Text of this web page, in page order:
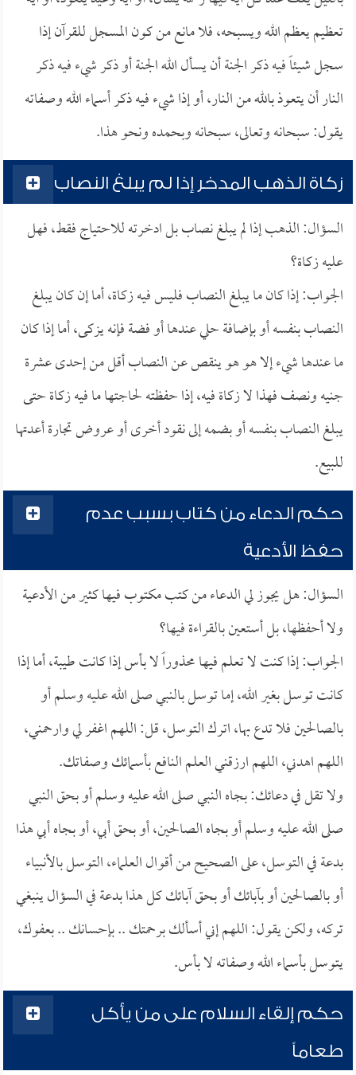
تعظيم يعظم الله ويسبحه، فلا مانع من كون المسجل للقرآن إذا
سجل شيئاً فيه ذكر الجنة أن يسأل الله الجنة أو ذكر شيء فيه ذكر
النار أن يتعوذ بالله من النار، أو إذا شيء فيه ذكر أسماء الله وصفاته
يقول: سبحانه وتعالى، سبحانه وبحمده ونحو هذا.
زكاة الذهب المدخر إذا لم يبلغ النصاب
السؤال: الذهب إذا لم يبلغ نصاب بل ادخرته للاحتياج فقط، فهل
عليه زكاة؟
الجواب: إذا كان ما يبلغ النصاب فليس فيه زكاة، أما إن كان يبلغ
النصاب بنفسه أو بإضافة حلي عندها أو فضة فإنه يزكى، أما إذا كان
ما عندها شيء إلا هو هو ينقص عن النصاب أقل من إحدى عشرة
جنيه ونصف فهذا لا زكاة فيه، إذا حفظته لحاجتها ما فيه زكاة حتى
يبلغ النصاب بنفسه أو بضمه إلى نقود أخرى أو عروض تجارة أعدتها
للبيع.
حكم الدعاء من كتاب بسبب عدم
حفظ الأدعية
السؤال: هل يجوز لي الدعاء من كتب مكتوب فيها كثير من الأدعية
ولا أحفظها، بل أستعين بالقراءة فيها؟
الجواب: إذا كنت لا تعلم فيها محذوراً لا بأس إذا كانت طيبة، أما إذا
كانت توسل بغير الله، إما توسل بالنبي صلى الله عليه وسلم أو
بالصالحين فلا تدع بها، اترك التوسل، قل: اللهم اغفر لي وارحمني،
اللهم اهدني، اللهم ارزقني العلم النافع بأسمائك وصفاتك.
ولا تقل في دعائك: بجاه النبي صلى الله عليه وسلم أو بحق النبي
صلى الله عليه وسلم أو بجاه الصالحين، أو بحق أبي، أو بجاه أبي هذا
بدعة في التوسل، على الصحيح من أقوال العلماء، التوسل بالأنبياء
أو بالصالحين أو بآبائك أو بحق آبائك كل هذا بدعة في السؤال ينبغي
تركه، ولكن يقول: اللهم إني أسألك برحمتك .. بإحسانك .. بعفوك،
يتوسل بأسماء الله وصفاته لا بأس.
حكم إلقاء السلام على من يأكل
طعاماً